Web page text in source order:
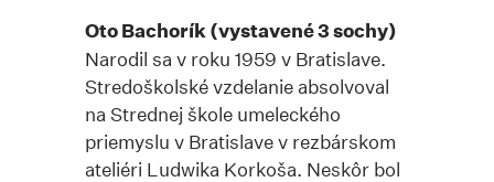
Oto Bachorík (vystavené 3 sochy)
Narodil sa v roku 1959 v Bratislave.
Stredoškolské vzdelanie absolvoval
na Strednej škole umeleckého
priemyslu v Bratislave v rezbárskom
ateliéri Ludwika Korkoša. Neskôr bol